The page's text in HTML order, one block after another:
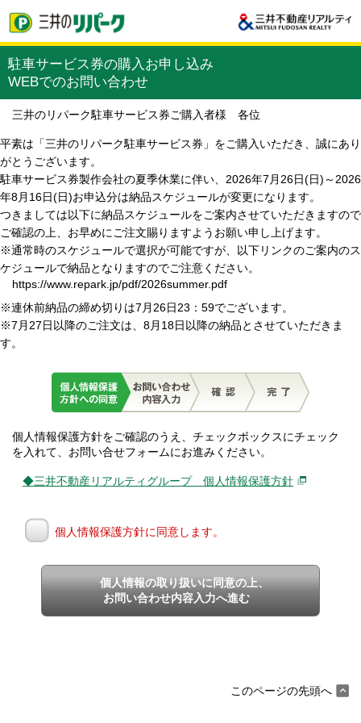
駐車サービス券の購入お申し込み
WEBでのお問い合わせ
三井のリパーク駐車サービス券ご購入者様 各位
平素は「三井のリパーク駐車サービス券」をご購入いただき、誠にあり
がとうございます。
駐車サービス券製作会社の夏季休業に伴い、2026年7月26日(日)～2026
年8月16日(日)お申込分は納品スケジュールが変更になります。
つきましては以下に納品スケジュールをご案内させていただきますので
ご確認の上、お早めにご注文賜りますようお願い申し上げます。
※通常時のスケジュールで選択が可能ですが、以下リンクのご案内のス
ケジュールで納品となりますのでご注意ください。
https://www.repark.jp/pdf/2026summer.pdf
※連休前納品の締め切りは7月26日23：59でございます。
※7月27日以降のご注文は、8月18日以降の納品とさせていただきま
す。
個人情報保護方針をご確認のうえ、チェックボックスにチェック
を入れて、お問い合せフォームにお進みください。
◆三井不動産リアルティグループ 個人情報保護方針
個人情報保護方針に同意します。
個人情報の取り扱いに同意の上、
お問い合わせ内容入力へ進む
このページの先頭へ